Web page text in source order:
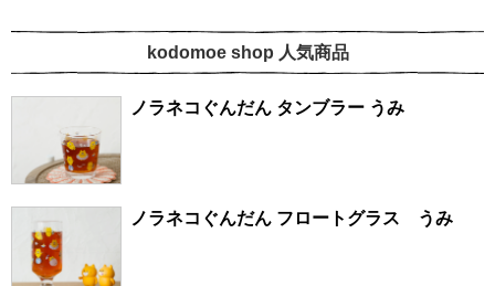
kodomoe shop 人気商品
ノラネコぐんだん タンブラー うみ
ノラネコぐんだん フロートグラス うみ